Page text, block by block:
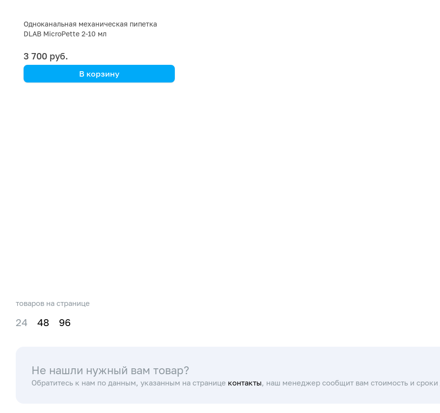
Одноканальная механическая пипетка
DLAB MicroPette 2-10 мл
3 700 руб.
В корзину
товаров на странице
24 48 96
Не нашли нужный вам товар?
Обратитесь к нам по данным, указанным на странице контакты , наш менеджер сообщит вам стоимость и сроки